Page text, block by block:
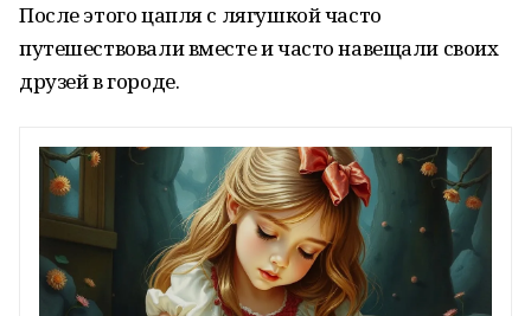
После этого цапля с лягушкой часто
путешествовали вместе и часто навещали своих
друзей в городе.